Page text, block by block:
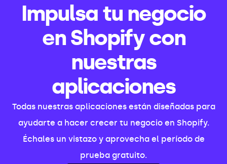
Impulsa tu negocio
en Shopify con
nuestras
aplicaciones
Todas nuestras aplicaciones están diseñadas para
ayudarte a hacer crecer tu negocio en Shopify.
Échales un vistazo y aprovecha el período de
prueba gratuito.